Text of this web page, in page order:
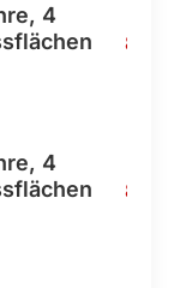
4
85,50
4
87,80